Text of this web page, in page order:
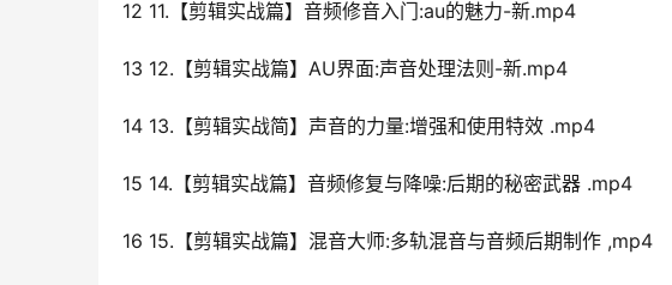
12 11.【剪辑实战篇】音频修音入门:au的魅力-新.mp4
13 12.【剪辑实战篇】AU界面:声音处理法则-新.mp4
14 13.【剪辑实战简】声音的力量:增强和使用特效 .mp4
15 14.【剪辑实战篇】音频修复与降噪:后期的秘密武器 .mp4
16 15.【剪辑实战篇】混音大师:多轨混音与音频后期制作 ,mp4